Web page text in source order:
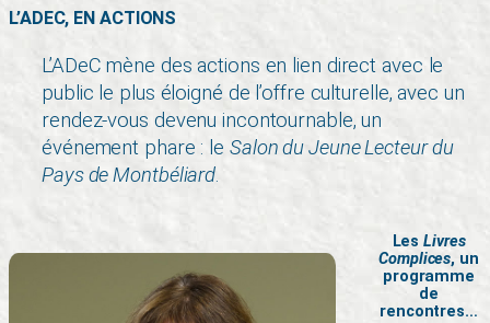
L’ADEC, EN ACTIONS
L’ADeC mène des actions en lien direct avec le
public le plus éloigné de l’offre culturelle, avec un
rendez-vous devenu incontournable, un
événement phare : le Salon du Jeune Lecteur du
Pays de Montbéliard.
LesLivres
Complices, un
programme
de
rencontres…